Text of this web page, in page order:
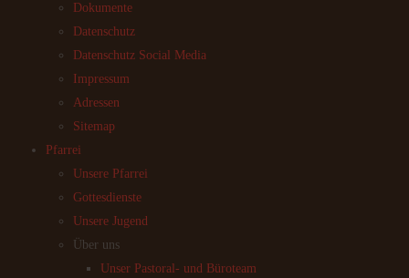
Dokumente
Datenschutz
Datenschutz Social Media
Impressum
Adressen
Sitemap
Pfarrei
Unsere Pfarrei
Gottesdienste
Unsere Jugend
Über uns
Unser Pastoral- und Büroteam